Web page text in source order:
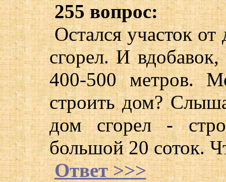
255 вопрос:
Остался участок
сгорел. И
400-500 метров.
строить дом?
дом сгорел -
большой 20 соток.
Ответ >>>